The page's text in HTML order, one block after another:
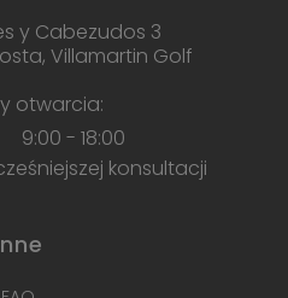
y Cabezudos 3
Villamartin Golf
otwarcia:
9:00 - 18:00
konsultacji